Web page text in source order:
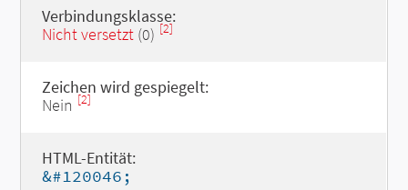
Verbindungsklasse:
Nicht versetzt(0) [2]
Zeichen wird gespiegelt:
Nein [2]
HTML-Entität:
&#120046;